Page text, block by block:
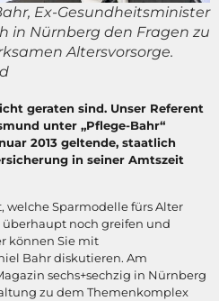
Ex-Gesundheitsminister
in Nürnberg den Fragen zu
Altersvorsorge.
geraten sind. Unser Referent
unter „Pflege-Bahr“
2013 geltende, staatlich
in seiner Amtszeit
welche Sparmodelle fürs Alter
noch greifen und
können Sie mit
Bahr diskutieren. Am
sechs+sechzig in Nürnberg
zu dem Themenkomplex